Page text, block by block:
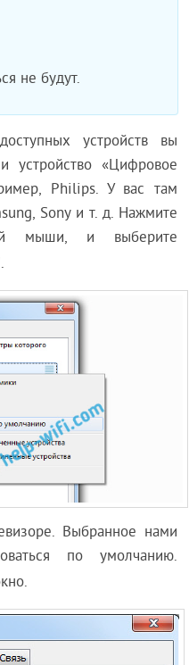
не будут.
устройств вы
устройство «Цифровое
Philips. У вас там
Sony и т. д. Нажмите
мыши, и выберите
.
Выбранное нами
по умолчанию.